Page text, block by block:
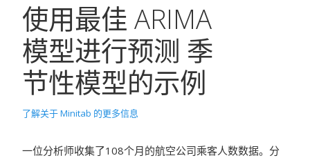
使用最佳 ARIMA
模型进行预测 季
节性模型的示例
了解关于 Minitab 的更多信息
一位分析师收集了108个月的航空公司乘客人数数据。分